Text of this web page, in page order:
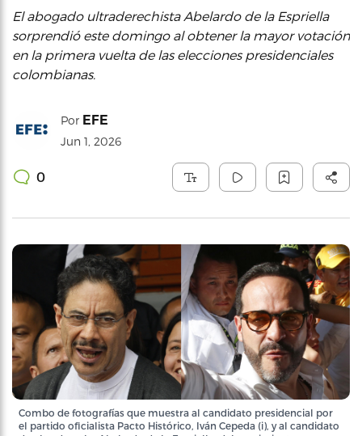
El abogado ultraderechista Abelardo de la Espriella
sorprendió este domingo al obtener la mayor votación
en la primera vuelta de las elecciones presidenciales
colombianas.
Por EFE
Jun 1, 2026
0
Combo de fotografías que muestra al candidato presidencial por
el partido oficialista Pacto Histórico, Iván Cepeda (i), y al candidato